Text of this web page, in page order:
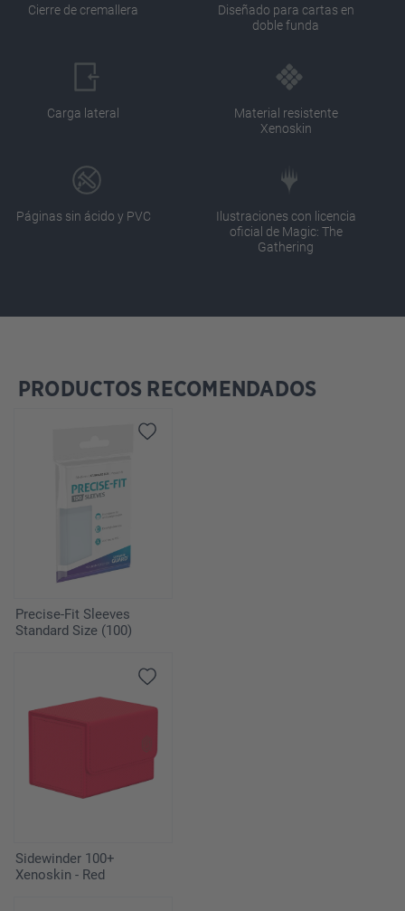
Cierre de cremallera
Diseñado para cartas en
doble funda
Carga lateral
Material resistente
Xenoskin
Páginas sin ácido y PVC
Ilustraciones con licencia
oficial de Magic: The
Gathering
Omitir la galería de productos
PRODUCTOS RECOMENDADOS
Precise-Fit Sleeves
Standard Size (100)
Sidewinder 100+
Xenoskin - Red